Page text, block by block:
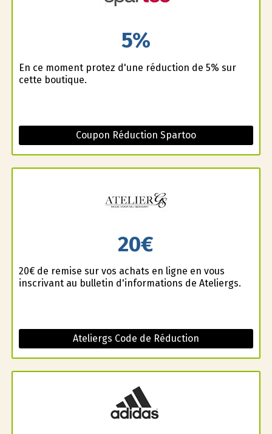
5%
En ce moment profitez d'une réduction de 5% sur
cette boutique.
Coupon Réduction Spartoo
20€
20€ de remise sur vos achats en ligne en vous
inscrivant au bulletin d'informations de Ateliergs.
Ateliergs Code de Réduction